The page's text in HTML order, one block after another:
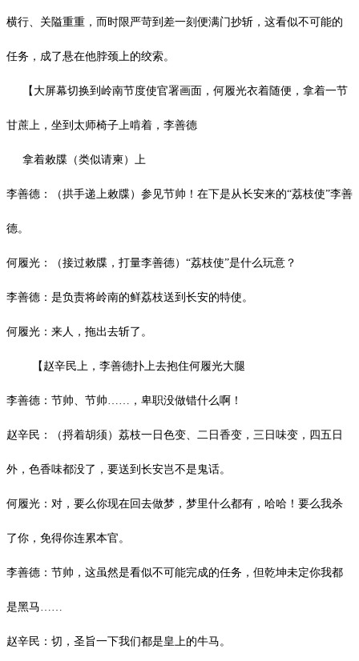
横行、关隘重重，而时限严苛到差一刻便满门抄斩，这看似不可能的
任务，成了悬在他脖颈上的绞索。
【大屏幕切换到岭南节度使官署画面，何履光衣着随便，拿着一节
甘蔗上，坐到太师椅子上啃着，李善德
拿着敕牒（类似请柬）上
李善德：（拱手递上敕牒）参见节帅！在下是从长安来的“荔枝使”李善
德。
何履光：（接过敕牒，打量李善德） “荔枝使”是什么玩意？
李善德：是负责将岭南的鲜荔枝送到长安的特使。
何履光：来人，拖出去斩了。
【赵辛民上，李善德扑上去抱住何履光大腿
李善德：节帅、节帅 ……，卑职没做错什么啊！
赵辛民：（捋着胡须）荔枝一日色变、二日香变，三日味变，四五日
外，色香味都没了，要送到长安岂不是鬼话。
何履光：对，要么你现在回去做梦，梦里什么都有，哈哈！要么我杀
了你，免得你连累本官。
李善德：节帅，这虽然是看似不可能完成的任务，但乾坤未定你我都
是黑马
赵辛民：切，圣旨一下我们都是皇上的牛马。